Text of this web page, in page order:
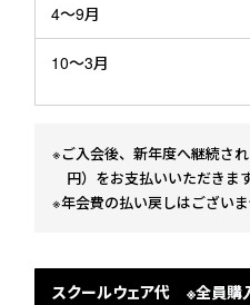
4〜9月
10〜3月
※ご入会後、新年度へ継続さ
円）をお支払いいただきます
※年会費の払い戻しはございま
スクールウェア代 ※全員購